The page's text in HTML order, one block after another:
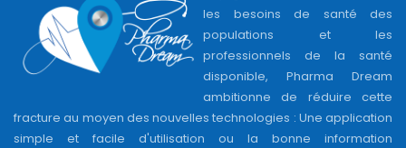
les besoins de santé des
populations et les
professionnels de la santé
disponible, Pharma Dream
ambitionne de réduire cette
fracture au moyen des nouvelles technologies : Une application
simple et facile d'utilisation ou la bonne information